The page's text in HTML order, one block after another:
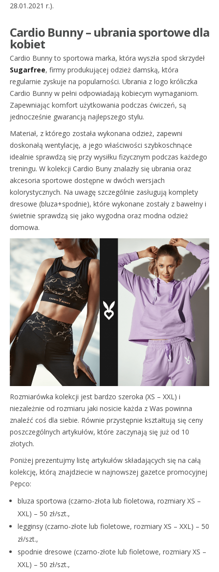
28.01.2021 r.).
Cardio Bunny – ubrania sportowe dla
kobiet
Cardio Bunny to sportowa marka, która wyszła spod skrzydeł
Sugarfree, firmy produkującej odzież damską, która
regularnie zyskuje na popularności. Ubrania z logo króliczka
Cardio Bunny w pełni odpowiadają kobiecym wymaganiom.
Zapewniając komfort użytkowania podczas ćwiczeń, są
jednocześnie gwarancją najlepszego stylu.
Materiał, z którego została wykonana odzież, zapewni
doskonałą wentylację, a jego właściwości szybkoschnące
idealnie sprawdzą się przy wysiłku fizycznym podczas każdego
treningu. W kolekcji Cardio Buny znalazły się ubrania oraz
akcesoria sportowe dostępne w dwóch wersjach
kolorystycznych. Na uwagę szczególnie zasługują komplety
dresowe (bluza+spodnie), które wykonane zostały z bawełny i
świetnie sprawdzą się jako wygodna oraz modna odzież
domowa.
Rozmiarówka kolekcji jest bardzo szeroka (XS – XXL) i
niezależnie od rozmiaru jaki nosicie każda z Was powinna
znaleźć coś dla siebie. Równie przystępnie kształtują się ceny
poszczególnych artykułów, które zaczynają się już od 10
złotych.
Poniżej prezentujmy listę artykułów składających się na całą
kolekcję, którą znajdziecie w najnowszej gazetce promocyjnej
Pepco:
bluza sportowa (czarno-złota lub fioletowa, rozmiary XS –
XXL) – 50 zł/szt.,
legginsy (czarno-złote lub fioletowe, rozmiary XS – XXL) – 50
zł/szt.,
spodnie dresowe (czarno-złote lub fioletowe, rozmiary XS –
XXL) – 50 zł/szt.,